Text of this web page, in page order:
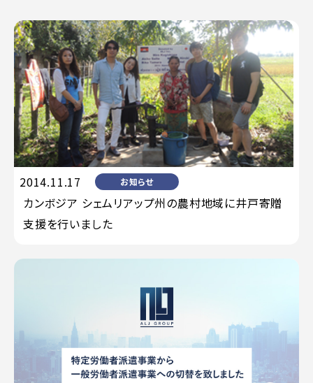
2014.11.17 お知らせ
カンボジア シェムリアップ州の農村地域に井戸寄贈
支援を行いました